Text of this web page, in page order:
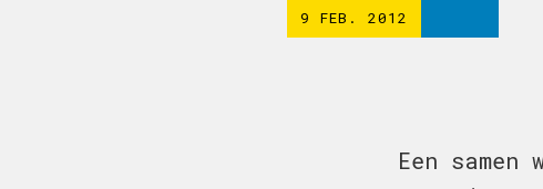
9 FEB. 2012
Een